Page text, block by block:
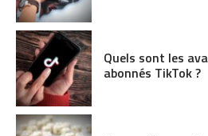
Quels sont les
abonnés TikTok ?